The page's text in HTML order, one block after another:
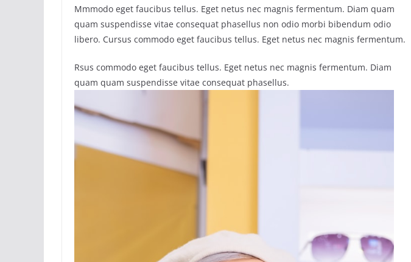
Mmmodo eget faucibus tellus. Eget netus nec magnis fermentum. Diam quam
quam suspendisse vitae consequat phasellus non odio morbi bibendum odio
libero. Cursus commodo eget faucibus tellus. Eget netus nec magnis fermentum.
Rsus commodo eget faucibus tellus. Eget netus nec magnis fermentum. Diam
quam quam suspendisse vitae consequat phasellus.